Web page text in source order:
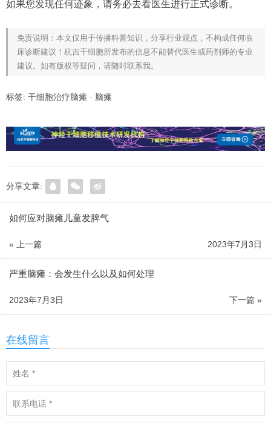
如果您发现任何迹象，请务必去看医生进行正式诊断。
免责说明：本文仅用于传播科普知识，分享行业观点，不构成任何临
床诊断建议！杭吉干细胞所发布的信息不能替代医生或药剂师的专业
建议。如有版权等疑问，请随时联系我。
标签: 干细胞治疗脑瘫 · 脑瘫
分享文章:
如何应对脑瘫儿童发脾气
« 上一篇 2023年7月3日
严重脑瘫：会发生什么以及如何处理
下一篇 »
2023年7月3日
在线留言